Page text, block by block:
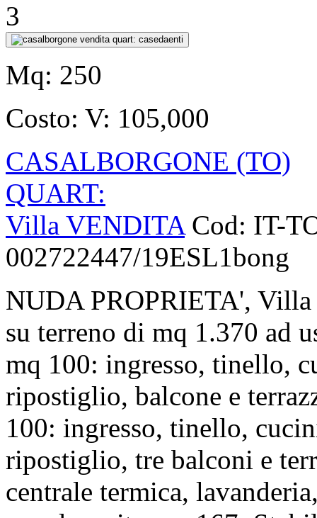
3
Mq: 250
Costo: V: 105,000
CASALBORGONE (TO)
QUART:
Villa VENDITA Cod: IT-
002722447/19ESL1bong
NUDA PROPRIETA',
su terreno di mq 1.370 ad
mq 100: ingresso, tinello,
ripostiglio, balcone e
100: ingresso, tinello,
ripostiglio, tre balconi e
centrale termica,